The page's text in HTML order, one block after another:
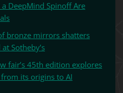
DeepMind Spinoff Are
bronze mirrors shatters
Sotheby’s
fair’s 45th edition explores
its origins to AI